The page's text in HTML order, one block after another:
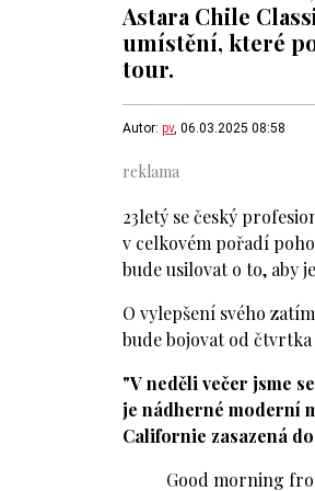
Astara Chile
umístění, které
tour.
Autor: pv, 06.03.2025 08:58
23letý se český
v celkovém pořadí
bude usilovat o to, aby
O vylepšení svého
bude bojovat od
"V neděli večer jsme
je nádherné moderní
Californie zasazená
Good morning